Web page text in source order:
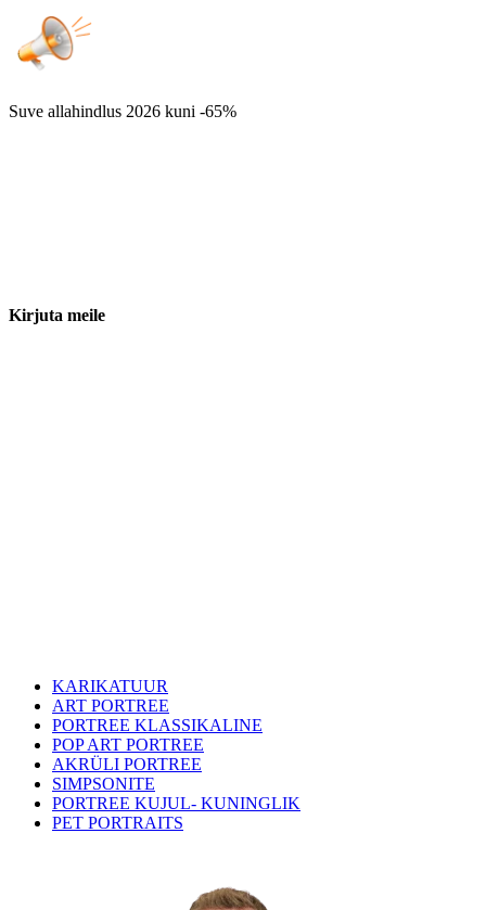
Suve allahindlus 2026 kuni -65%
Kirjuta meile
KARIKATUUR
ART PORTREE
PORTREE KLASSIKALINE
POP ART PORTREE
AKRÜLI PORTREE
SIMPSONITE
PORTREE KUJUL- KUNINGLIK
PET PORTRAITS